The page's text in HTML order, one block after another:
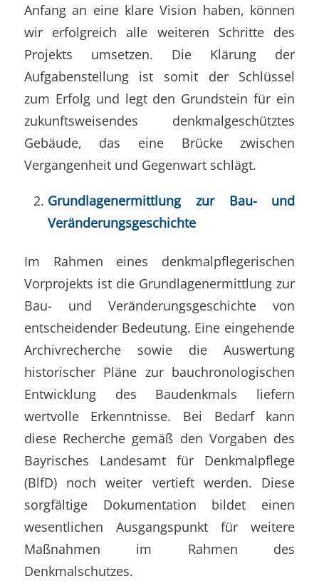
Anfang an eine klare Vision haben, können
wir erfolgreich alle weiteren Schritte des
Projekts umsetzen. Die Klärung der
Aufgabenstellung ist somit der Schlüssel
zum Erfolg und legt den Grundstein für ein
zukunftsweisendes denkmalgeschütztes
Gebäude, das eine Brücke zwischen
Vergangenheit und Gegenwart schlägt.
Grundlagenermittlung zur Bau- und
Veränderungsgeschichte
Im Rahmen eines denkmalpflegerischen
Vorprojekts ist die Grundlagenermittlung zur
Bau- und Veränderungsgeschichte von
entscheidender Bedeutung. Eine eingehende
Archivrecherche sowie die Auswertung
historischer Pläne zur bauchronologischen
Entwicklung des Baudenkmals liefern
wertvolle Erkenntnisse. Bei Bedarf kann
diese Recherche gemäß den Vorgaben des
Bayrisches Landesamt für Denkmalpflege
(BlfD) noch weiter vertieft werden. Diese
sorgfältige Dokumentation bildet einen
wesentlichen Ausgangspunkt für weitere
Maßnahmen im Rahmen des
Denkmalschutzes.